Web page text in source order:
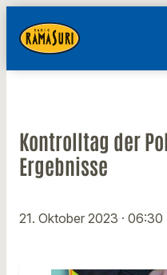
Kontrolltag der
Ergebnisse
21. Oktober 2023 · 06:30